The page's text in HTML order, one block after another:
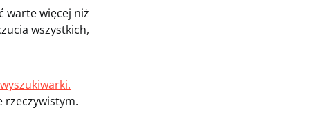
warte więcej niż
wszystkich,
rzeczywistym.